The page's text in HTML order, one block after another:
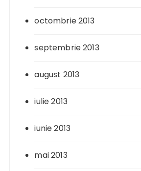
octombrie 2013
septembrie 2013
august 2013
iulie 2013
iunie 2013
mai 2013